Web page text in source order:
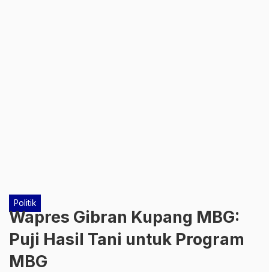
Politik
Wapres Gibran Kupang MBG:
Puji Hasil Tani untuk Program
MBG